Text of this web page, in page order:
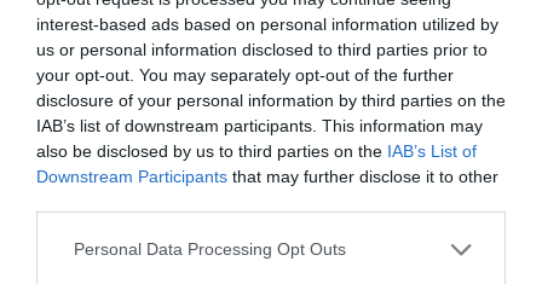
interest-based ads based on personal information utilized by
us or personal information disclosed to third parties prior to
your opt-out. You may separately opt-out of the further
disclosure of your personal information by third parties on the
IAB’s list of downstream participants. This information may
also be disclosed by us to third parties on the IAB’s List of
Downstream Participants that may further disclose it to other
Personal Data Processing Opt Outs
Quentin Cadora commenté :
9 mai 2019 - 19 h 12 min
J’ai volé avec le SKA en février 2014 de CDG à SIN. C’est aussi
mon 1er vol en A380. ?
RÉPONDRE